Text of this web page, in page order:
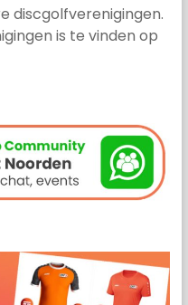
discgolfverenigingen.
is te vinden op